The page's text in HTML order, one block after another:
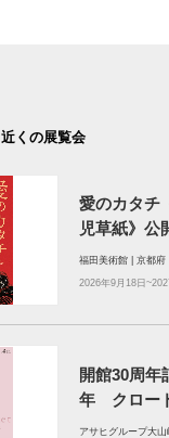
近くの展覧会
愛のカタチ
児草紙》公
福田美術館 | 京都府
2026年9月18日
開館30周年
年 クロー
アサヒグループ大